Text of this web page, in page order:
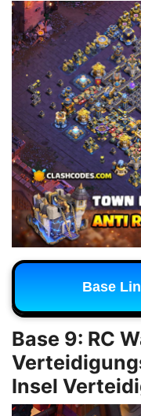
Base
Base 9: RC
Insel